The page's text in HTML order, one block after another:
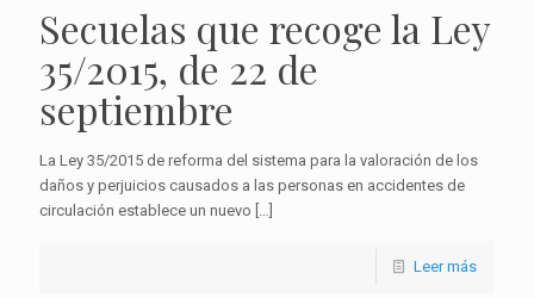
Secuelas que recoge la Ley
35/2015, de 22 de
septiembre
La Ley 35/2015 de reforma del sistema para la valoración de los
daños y perjuicios causados a las personas en accidentes de
circulación establece un nuevo
Leer más